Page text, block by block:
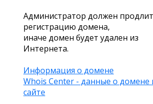
Администратор должен
регистрацию домена,
иначе домен будет удален из
Интернета.
Информация о домене
Whois Center - данные о домене
сайте